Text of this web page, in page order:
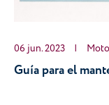
06 jun. 2023 |
Guía para el